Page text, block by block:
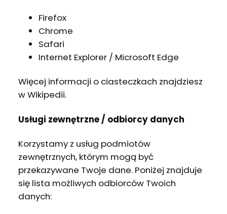
Firefox
Chrome
Safari
Internet Explorer / Microsoft Edge
Więcej informacji o ciasteczkach znajdziesz
w Wikipedii.
Usługi zewnętrzne / odbiorcy danych
Korzystamy z usług podmiotów
zewnętrznych, którym mogą być
przekazywane Twoje dane. Poniżej znajduje
się lista możliwych odbiorców Twoich
danych: